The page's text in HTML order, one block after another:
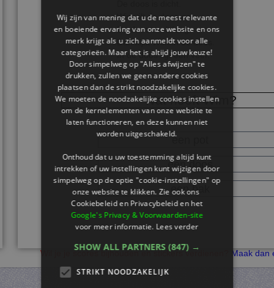
Wim tilt de doos op.
De doos voelt leeg.
Dan kijkt Wim in de doos.
In de doos ligt een veer.
Wat heeft Wim?
een pot
een doos
een bak
Wil je je scores bijhouden en stickers verdienen? Maak dan
Wij zijn van mening dat u de meest relevante
en boeiende ervaring van onze website en ons
merk krijgt als u zich aanmeldt voor alle
categorieën. Maar het is altijd jouw keuze!
Door simpelweg op "Alles afwijzen" te
drukken, zullen we geen andere cookies
plaatsen dan de strikt noodzakelijke cookies.
We moeten de noodzakelijke cookies instellen
om de kernelementen van onze website te
laten functioneren, en deze kunnen niet
worden uitgeschakeld.
Onthoud dat u uw toestemming altijd kunt
intrekken of uw instellingen kunt wijzigen door
simpelweg op de optie "cookie-instellingen" op
onze website te klikken. Zie ook ons ​​
Cookiebeleid en Privacybeleid en het
Google's Privacy & Voorwaarden-site
voor meer informatie.Lees verder
SHOW ALL PARTNERS (847) →
STRIKT NOODZAKELIJK